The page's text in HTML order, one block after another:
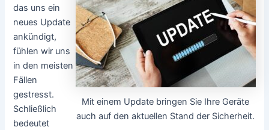
Mit einem Update bringen Sie Ihre Geräte
auch auf den aktuellen Stand der Sicherheit.
das uns ein
neues Update
ankündigt,
fühlen wir uns
in den meisten
Fällen
gestresst.
Schließlich
bedeutet